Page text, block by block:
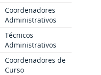
Coordenadores
Administrativos
Técnicos
Administrativos
Coordenadores de
Curso